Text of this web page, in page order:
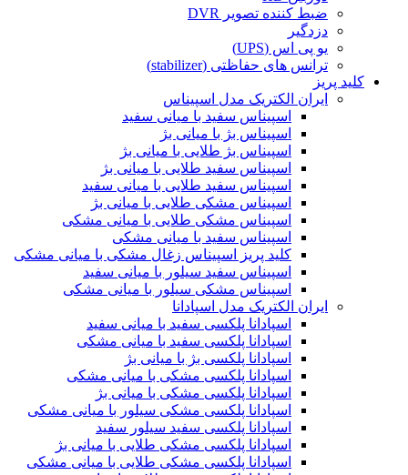
ضبط کننده تصویر DVR
دزدگیر
یو پی اس (UPS)
ترانس های حفاظتی (stabilizer)
کلید پریز
ایران الکتریک مدل اسپیناس
اسپیناس سفید با میانی سفید
اسپیناس بژ با میانی بژ
اسپیناس بژ طلایی با میانی بژ
اسپیناس سفید طلایی با میانی بژ
اسپیناس سفید طلایی با میانی سفید
اسپیناس مشکی طلایی با میانی بژ
اسپیناس مشکی طلایی با میانی مشکی
اسپیناس سفید با میانی مشکی
کلید پریز اسپیناس زغال مشکی با میانی مشکی
اسپیناس سفید سیلور با میانی سفید
اسپیناس مشکی سیلور با میانی مشکی
ایران الکتریک مدل اسپادانا
اسپادانا پلکسی سفید با میانی سفید
اسپادانا پلکسی سفید با میانی مشکی
اسپادانا پلکسی بژ با میانی بژ
اسپادانا پلکسی مشکی با میانی مشکی
اسپادانا پلکسی مشکی با میانی بژ
اسپادانا پلکسی مشکی سیلور با میانی مشکی
اسپادانا پلکسی سفید سیلور سفید
اسپادانا پلکسی مشکی طلایی با میانی بژ
اسپادانا پلکسی مشکی طلایی با میانی مشکی